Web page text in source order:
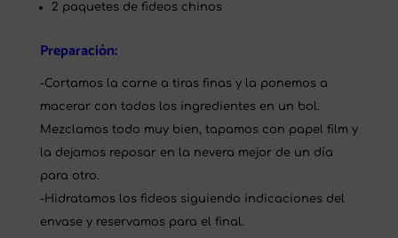
2 paquetes de fideos chinos
Preparación:
-Cortamos la carne a tiras finas y la ponemos a
macerar con todos los ingredientes en un bol.
Mezclamos todo muy bien, tapamos con papel film y
la dejamos reposar en la nevera mejor de un día
para otro.
-Hidratamos los fideos siguiendo indicaciones del
envase y reservamos para el final.